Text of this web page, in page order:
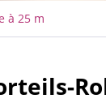
à 25 m